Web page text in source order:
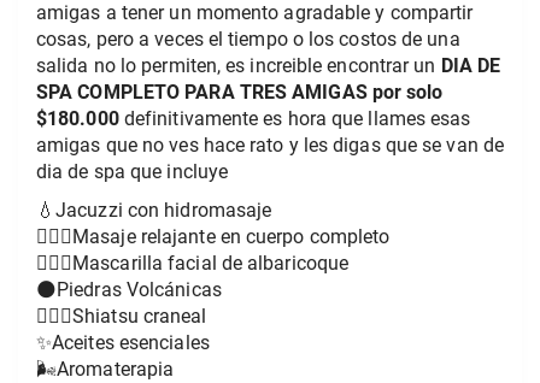
amigas a tener un momento agradable y compartir
cosas, pero a veces el tiempo o los costos de una
salida no lo permiten, es increible encontrar un DIA DE
SPA COMPLETO PARA TRES AMIGAS por solo
$180.000 definitivamente es hora que llames esas
amigas que no ves hace rato y les digas que se van de
dia de spa que incluye
💧Jacuzzi con hidromasaje
💆🏼‍♀️Masaje relajante en cuerpo completo
💆🏼‍♀️Mascarilla facial de albaricoque
🌑Piedras Volcánicas
💆🏼‍♀️Shiatsu craneal
✨Aceites esenciales
🌬Aromaterapia